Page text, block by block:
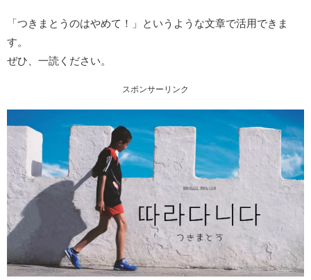
「つきまとうのはやめて！」というような文章で活用できま
す。
ぜひ、一読ください。
スポンサーリンク